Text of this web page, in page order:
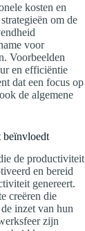
kosten en
om de
voor
Voorbeelden
en efficiëntie
dat een focus op
de algemene
beïnvloedt
de productiviteit
en bereid
genereert.
creëren die
inzet van hun
zijn